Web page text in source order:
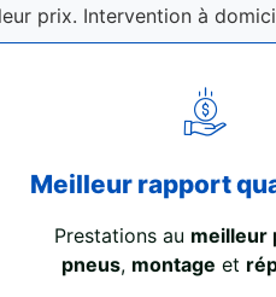
prix. Intervention à
Meilleur rapport
Prestations au meilleur
pneus, montage et